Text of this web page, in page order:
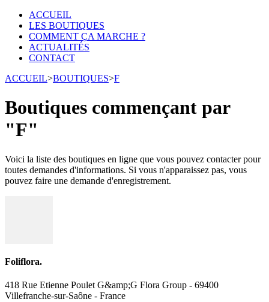
ACCUEIL
LES BOUTIQUES
COMMENT ÇA MARCHE ?
ACTUALITÉS
CONTACT
ACCUEIL>BOUTIQUES>F
Boutiques commençant par
"F"
Voici la liste des boutiques en ligne que vous pouvez contacter pour
toutes demandes d'informations. Si vous n'apparaissez pas, vous
pouvez faire une demande d'enregistrement.
Foliflora.
418 Rue Etienne Poulet G&amp;G Flora Group - 69400
Villefranche-sur-Saône - France